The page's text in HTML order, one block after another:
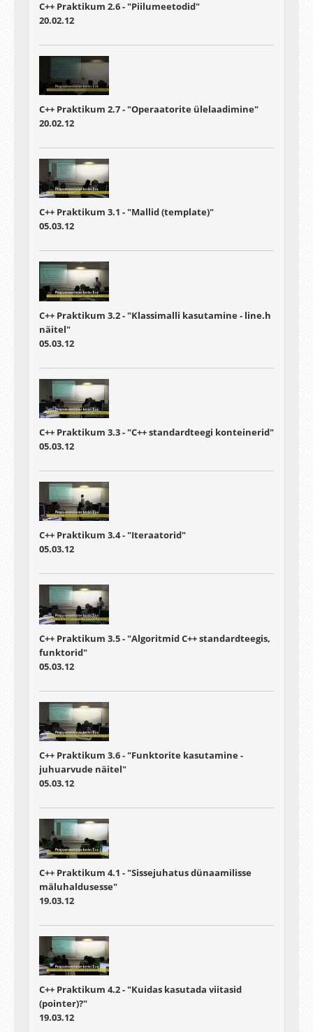
C++ Praktikum 2.6 - "Piilumeetodid"
20.02.12
C++ Praktikum 2.7 - "Operaatorite ülelaadimine"
20.02.12
C++ Praktikum 3.1 - "Mallid (template)"
05.03.12
C++ Praktikum 3.2 - "Klassimalli kasutamine - line.h
näitel"
05.03.12
C++ Praktikum 3.3 - "C++ standardteegi konteinerid"
05.03.12
C++ Praktikum 3.4 - "Iteraatorid"
05.03.12
C++ Praktikum 3.5 - "Algoritmid C++ standardteegis,
funktorid"
05.03.12
C++ Praktikum 3.6 - "Funktorite kasutamine -
juhuarvude näitel"
05.03.12
C++ Praktikum 4.1 - "Sissejuhatus dünaamilisse
mäluhaldusesse"
19.03.12
C++ Praktikum 4.2 - "Kuidas kasutada viitasid
(pointer)?"
19.03.12